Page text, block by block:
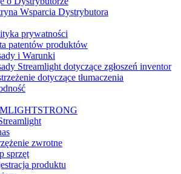
Wsparcia Dystrybutora
prywatności
patentów produktów
i Warunki
Streamlight dotyczące zgłoszeń inventor
dotyczące tłumaczenia
zwrotne
sprzęt
produktu